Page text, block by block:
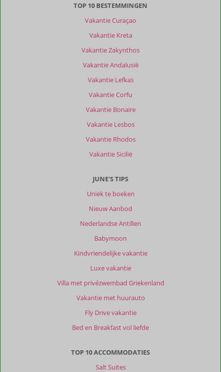
TOP 10 BESTEMMINGEN
Vakantie Curaçao
Vakantie Kreta
Vakantie Zakynthos
Vakantie Andalusië
Vakantie Lefkas
Vakantie Corfu
Vakantie Bonaire
Vakantie Lesbos
Vakantie Rhodos
Vakantie Sicilië
JUNE'S TIPS
Uniek te boeken
Nieuw Aanbod
Nederlandse Antillen
Babymoon
Kindvriendelijke vakantie
Luxe vakantie
Villa met privézwembad Griekenland
Vakantie met huurauto
Fly Drive vakantie
Bed en Breakfast vol liefde
TOP 10 ACCOMMODATIES
Salt Suites